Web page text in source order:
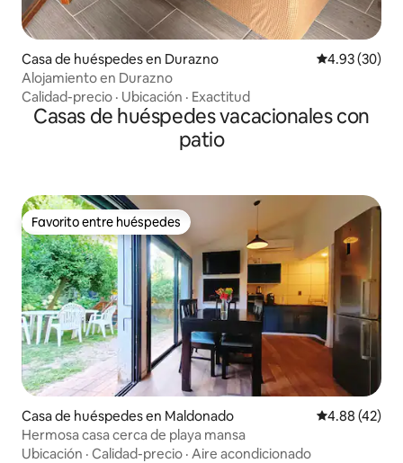
Casa de huéspedes en Durazno Calificación
4.93 (30)
Alojamiento en Durazno
Calidad-precio · Ubicación · Exactitud
Casas de huéspedes vacacionales con
patio
Favorito entre huéspedes
Favorito entre huéspedes
Casa de huéspedes en Maldonado Calificación
4.88 (42)
Hermosa casa cerca de playa mansa
Ubicación · Calidad-precio · Aire acondicionado